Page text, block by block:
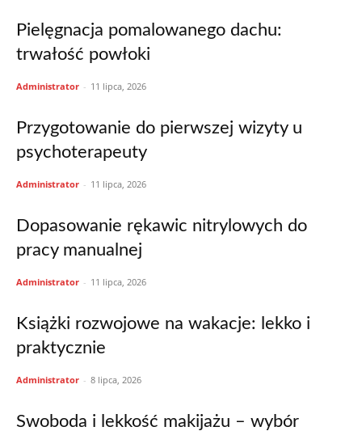
Pielęgnacja pomalowanego dachu:
trwałość powłoki
Administrator - 11 lipca, 2026
Przygotowanie do pierwszej wizyty u
psychoterapeuty
Administrator - 11 lipca, 2026
Dopasowanie rękawic nitrylowych do
pracy manualnej
Administrator - 11 lipca, 2026
Książki rozwojowe na wakacje: lekko i
praktycznie
Administrator - 8 lipca, 2026
Swoboda i lekkość makijażu – wybór